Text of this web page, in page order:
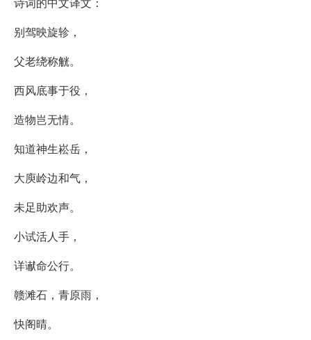
别驾映旋轸，
父老绕称觥。
西风底事于役，
造物岂无情。
知道神生崧岳，
大庾岭边和气，
未足助欢声。
小试活人手，
详谳命公行。
赣滩石，青原雨，
快阁晴。